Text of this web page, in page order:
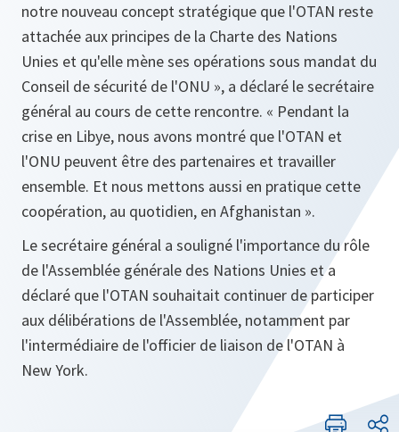
notre nouveau concept stratégique que l'OTAN reste
attachée aux principes de la Charte des Nations
Unies et qu'elle mène ses opérations sous mandat du
Conseil de sécurité de l'ONU », a déclaré le secrétaire
général au cours de cette rencontre. « Pendant la
crise en Libye, nous avons montré que l'OTAN et
l'ONU peuvent être des partenaires et travailler
ensemble. Et nous mettons aussi en pratique cette
coopération, au quotidien, en Afghanistan ».
Le secrétaire général a souligné l'importance du rôle
de l'Assemblée générale des Nations Unies et a
déclaré que l'OTAN souhaitait continuer de participer
aux délibérations de l'Assemblée, notamment par
l'intermédiaire de l'officier de liaison de l'OTAN à
New York.